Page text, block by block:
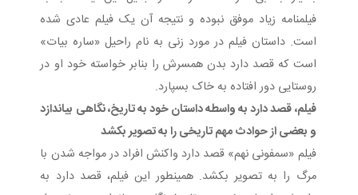
فیلمنامه زیاد موفق نبوده و نتیجه آن یک فیلم عادی شده
است. داستان فیلم در مورد زنی به نام راحیل «ساره بیات»
است که قصد دارد بدن همسرش را بنابر خواسته خود او در
روستایی دور افتاده به خاک بسپارد.
فیلم، قصد دارد به واسطه داستان خود به تاریخ، نگاهی بیاندازد
و بعضی از حوادث مهم تاریخی را به تصویر بکشد
فیلم «سمفونی نهم» قصد دارد واکنش افراد در مواجه شدن با
مرگ را به تصویر بکشد. همینطور این فیلم، قصد دارد به